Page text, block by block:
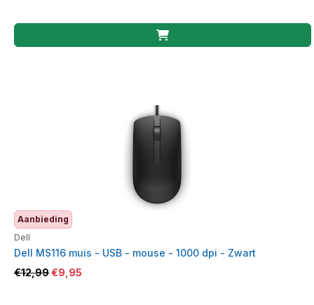
Aanbieding
Dell
Dell MS116 muis - USB - mouse - 1000 dpi - Zwart
€12,99€9,95